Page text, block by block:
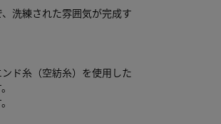
洗練された雰囲気が完成す
ド糸（空紡糸）を使用した